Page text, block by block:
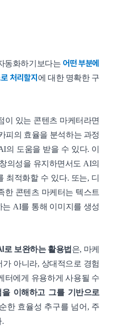
동화하기보다는 어떤 부분에
처리할지 에 대한 명확한 구
이 있는 콘텐츠 마케터라면
피의 효율을 분석하는 과정
의 도움을 받을 수 있다. 이
의성을 유지하면서도 AI의
최적화할 수 있다. 또는, 디
한 콘텐츠 마케터는 텍스트
AI를 통해 이미지를 생성
로 보완하는 활용법 은, 마케
아니라, 상대적으로 경험
터에게 유용하게 사용될 수
이해하고 그를 기반으로
한 효율성 추구를 넘어, 주
.